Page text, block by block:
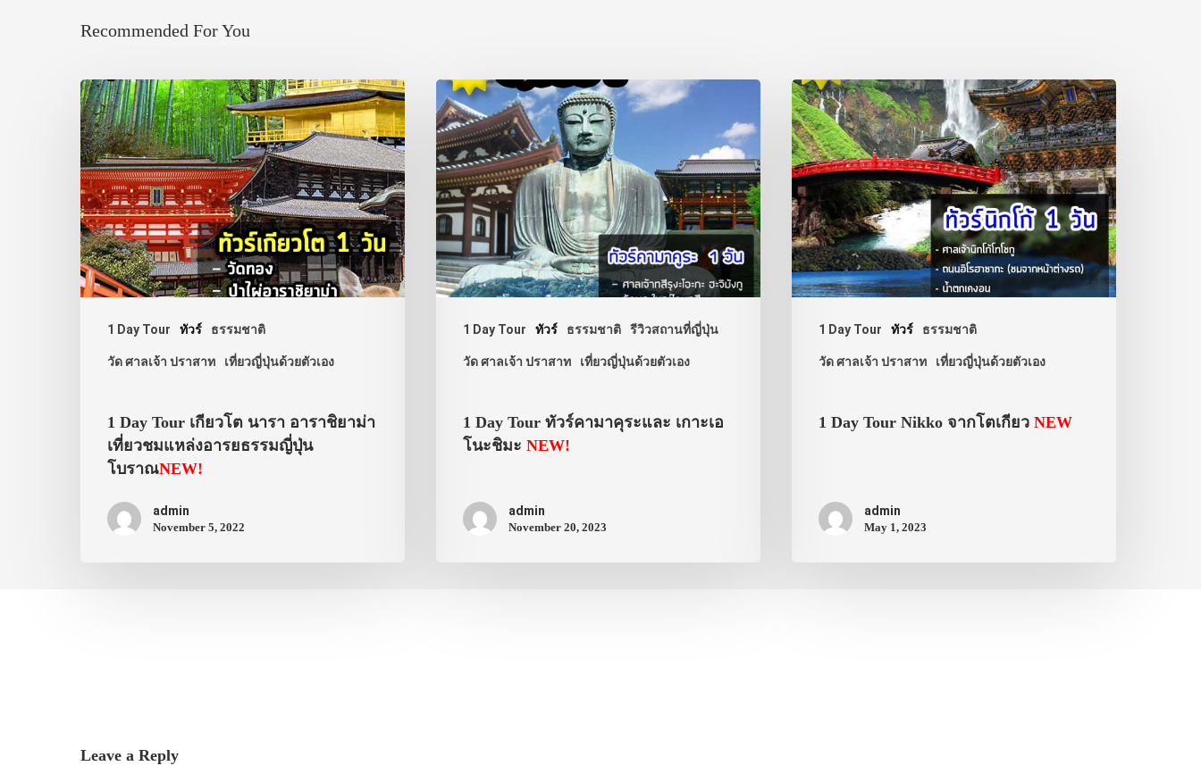
Recommended For You
1 Day Tour ทัวร์ ธรรมชาติ
วัด ศาลเจ้า ปราสาท เที่ยวญี่ปุ่นด้วยตัวเอง
1 Day Tour เกียวโต นารา อาราชิยาม่า
เที่ยวชมแหล่งอารยธรรมญี่ปุ่น
โบราณNEW!
admin
November 5, 2022
1 Day Tour ทัวร์ ธรรมชาติ รีวิวสถานที่ญี่ปุ่น
วัด ศาลเจ้า ปราสาท เที่ยวญี่ปุ่นด้วยตัวเอง
1 Day Tour ทัวร์คามาคุระและ เกาะเอ
โนะชิมะNEW!
admin
November 20, 2023
1 Day Tour ทัวร์ ธรรมชาติ
วัด ศาลเจ้า ปราสาท เที่ยวญี่ปุ่นด้วยตัวเอง
1 Day Tour Nikko จากโตเกียวNEW
admin
May 1, 2023
Leave a Reply